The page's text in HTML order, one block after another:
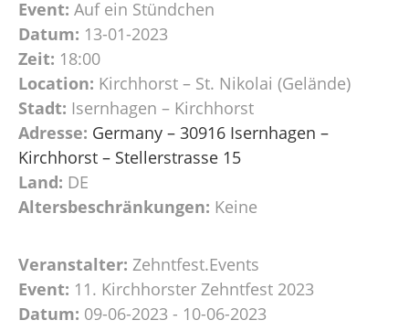
Event: Auf ein Stündchen
Datum: 13-01-2023
Zeit: 18:00
Location: Kirchhorst – St. Nikolai (Gelände)
Stadt: Isernhagen – Kirchhorst
Adresse: Germany – 30916 Isernhagen –
Kirchhorst – Stellerstrasse 15
Land: DE
Altersbeschränkungen: Keine
Veranstalter: Zehntfest.Events
Event: 11. Kirchhorster Zehntfest 2023
Datum: 09-06-2023 - 10-06-2023